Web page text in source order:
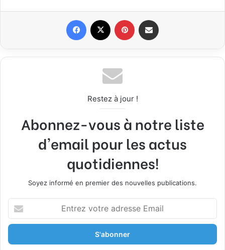
Restez à jour !
Abonnez-vous à notre liste
d'email pour les actus
quotidiennes!
Soyez informé en premier des nouvelles publications.
t
e